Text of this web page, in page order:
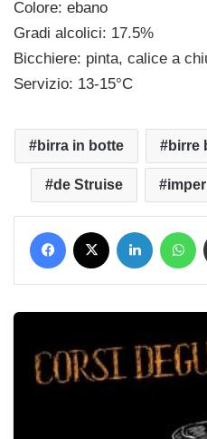
Colore: ebano
Gradi alcolici: 17.5%
Bicchiere: pinta, calice a
Servizio: 13-15°C
birra in botte birre
de Struise
Facebook LinkedIn